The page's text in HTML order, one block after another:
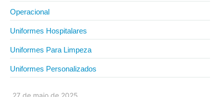
27 de maio de 2025
Operacional
Uniformes Hospitalares
Uniformes Para Limpeza
Uniformes Personalizados